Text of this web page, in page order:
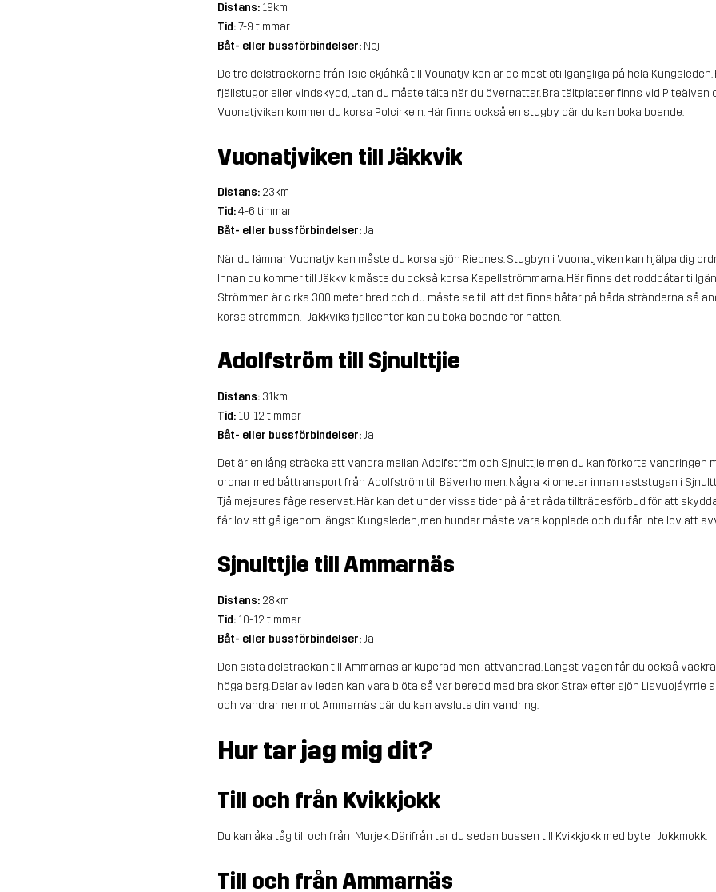
Distans: 19km
Tid:7-9 timmar
Båt- eller bussförbindelser: Nej
De tre delsträckorna från Tsielekjåhkå till Vounatjviken är de mest otillgängliga på hela
fjällstugor eller vindskydd, utan du måste tälta när du övernattar. Bra tältplatser finns vid Piteälven
Vuonatjviken kommer du korsa Polcirkeln. Här finns också en stugby där du kan boka boende.
Vuonatjviken till Jäkkvik
Distans: 23km
Tid:4-6 timmar
Båt- eller bussförbindelser:Ja
När du lämnar Vuonatjviken måste du korsa sjön Riebnes. Stugbyn i Vuonatjviken kan hjälpa dig
Innan du kommer till Jäkkvik måste du också korsa Kapellströmmarna. Här finns det roddbåtar
Strömmen är cirka 300 meter bred och du måste se till att det finns båtar på båda stränderna så
korsa strömmen. I Jäkkviks fjällcenter kan du boka boende för natten.
Adolfström till Sjnulttjie
Distans: 31km
Tid: 10-12 timmar
Båt- eller bussförbindelser:Ja
Det är en lång sträcka att vandra mellan Adolfström och Sjnulttjie men du kan förkorta vandringen
ordnar med båttransport från Adolfström till Bäverholmen. Några kilometer innan raststugan i
Tjålmejaures fågelreservat. Här kan det under vissa tider på året råda tillträdesförbud för att
får lov att gå igenom längst Kungsleden, men hundar måste vara kopplade och du får inte lov att
Sjnulttjie till Ammarnäs
Distans: 28km
Tid: 10-12 timmar
Båt- eller bussförbindelser:Ja
Den sista delsträckan till Ammarnäs är kuperad men lättvandrad. Längst vägen får du också
höga berg. Delar av leden kan vara blöta så var beredd med bra skor. Strax efter sjön Lisvuojáyrrie
och vandrar ner mot Ammarnäs där du kan avsluta din vandring.
Hur tar jag mig dit?
Till och från Kvikkjokk
Du kan åka tåg till och från Murjek. Därifrån tar du sedan bussen till Kvikkjokk med byte i Jokkmokk.
Till och från Ammarnäs